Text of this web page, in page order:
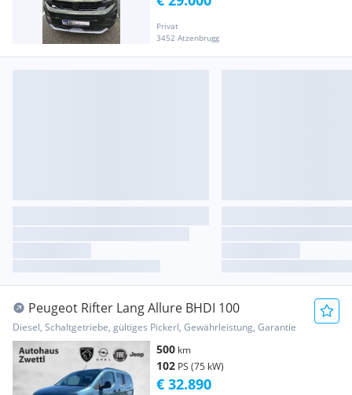
Privat
3452 Atzenbrugg
Peugeot Rifter Lang Allure BHDI 100
Diesel, Schaltgetriebe, gültiges Pickerl, Gewährleistung, Garantie
500 km
102 PS (75 kW)
€ 32.890